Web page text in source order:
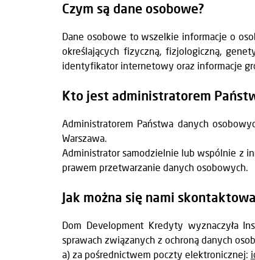
Czym są dane osobowe?
Dane osobowe to wszelkie informacje o
określających fizyczną, fizjologiczną,
identyfikator internetowy oraz informacje
Kto jest administratorem
Administratorem Państwa danych
Warszawa.
Administrator samodzielnie lub wspólnie z
prawem przetwarzanie danych osobowych.
Jak można się nami
Dom Development Kredyty wyznaczyła
sprawach związanych z ochroną danych
a) za pośrednictwem poczty elektronicznej: